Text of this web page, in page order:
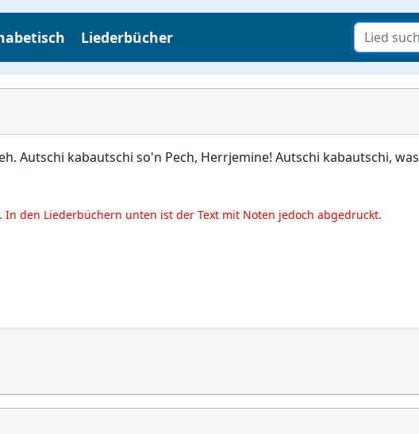
Liederbücher
Autschi kabautschi so'n Pech, Herrjemine! Autschi kabautschi, was
den Liederbüchern unten ist der Text mit Noten jedoch abgedruckt.